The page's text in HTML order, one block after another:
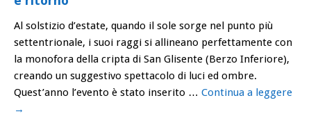
Al solstizio d’estate, quando il sole sorge nel punto più
settentrionale, i suoi raggi si allineano perfettamente con
la monofora della cripta di San Glisente (Berzo Inferiore),
creando un suggestivo spettacolo di luci ed ombre.
Quest’anno l’evento è stato inserito … Continua a leggere
→